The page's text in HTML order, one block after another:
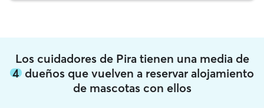
Los cuidadores de Pira tienen una media de
4 dueños que vuelven a reservar alojamiento
de mascotas con ellos